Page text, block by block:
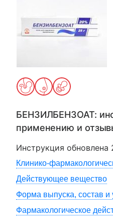
БЕНЗИЛБЕНЗОАТ:
применению и
Инструкция обновлена
Клинико-
Действующее вещество
Форма выпуска, состав и
Фармакологическое